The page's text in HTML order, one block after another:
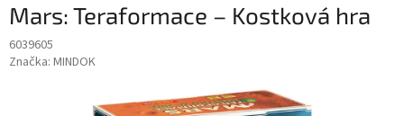
Mars: Teraformace – Kostková hra
6039605
Značka: MINDOK